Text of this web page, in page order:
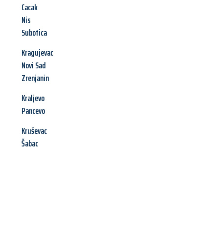
Cacak
Nis
Subotica
Kragujevac
Novi Sad
Zrenjanin
Kraljevo
Pancevo
Kruševac
Šabac